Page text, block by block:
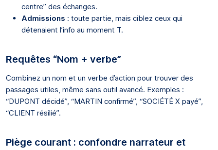
centre” des échanges.
Admissions : toute partie, mais ciblez ceux qui
détenaient l’info au moment T.
Requêtes “Nom + verbe”
Combinez un nom et un verbe d’action pour trouver des
passages utiles, même sans outil avancé. Exemples :
“DUPONT décidé”, “MARTIN confirmé”, “SOCIÉTÉ X payé”,
“CLIENT résilié”.
Piège courant : confondre narrateur et